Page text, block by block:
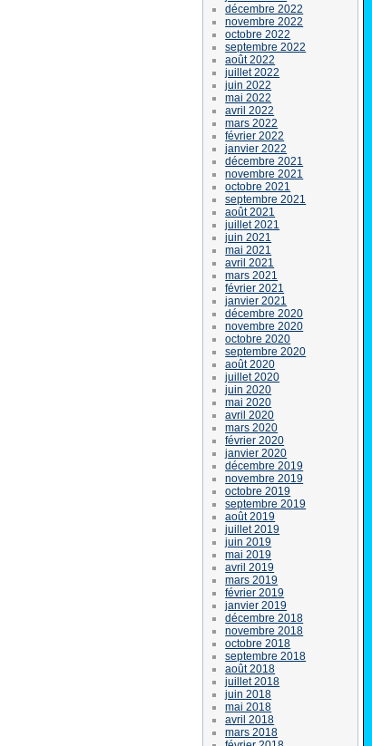
décembre 2022
novembre 2022
octobre 2022
septembre 2022
août 2022
juillet 2022
juin 2022
mai 2022
avril 2022
mars 2022
février 2022
janvier 2022
décembre 2021
novembre 2021
octobre 2021
septembre 2021
août 2021
juillet 2021
juin 2021
mai 2021
avril 2021
mars 2021
février 2021
janvier 2021
décembre 2020
novembre 2020
octobre 2020
septembre 2020
août 2020
juillet 2020
juin 2020
mai 2020
avril 2020
mars 2020
février 2020
janvier 2020
décembre 2019
novembre 2019
octobre 2019
septembre 2019
août 2019
juillet 2019
juin 2019
mai 2019
avril 2019
mars 2019
février 2019
janvier 2019
décembre 2018
novembre 2018
octobre 2018
septembre 2018
août 2018
juillet 2018
juin 2018
mai 2018
avril 2018
mars 2018